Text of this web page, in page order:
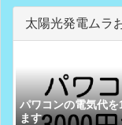
太陽光発電ムラ
パワコンの電気代
ます